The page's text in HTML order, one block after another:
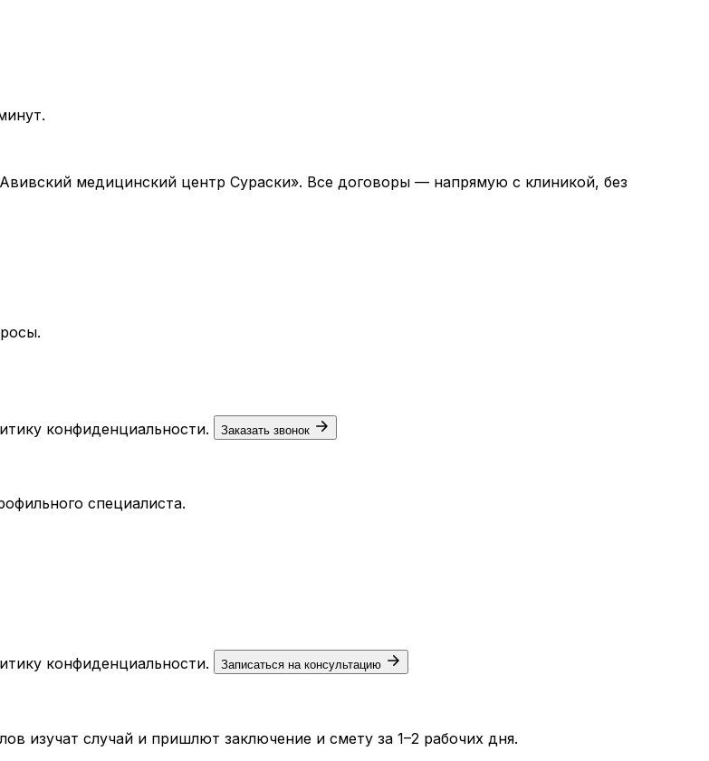
медицинский центр Сураски». Все договоры — напрямую с клиникой, без
конфиденциальности. Заказать звонок
специалиста.
конфиденциальности. Записаться на консультацию
изучат случай и пришлют заключение и смету за 1–2 рабочих дня.